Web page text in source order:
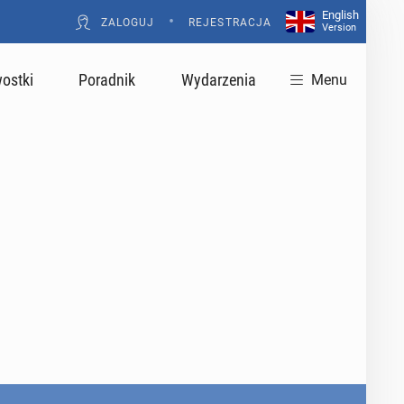
ZALOGUJ • REJESTRACJA
English
Version
Poradnik Wydarzenia Menu